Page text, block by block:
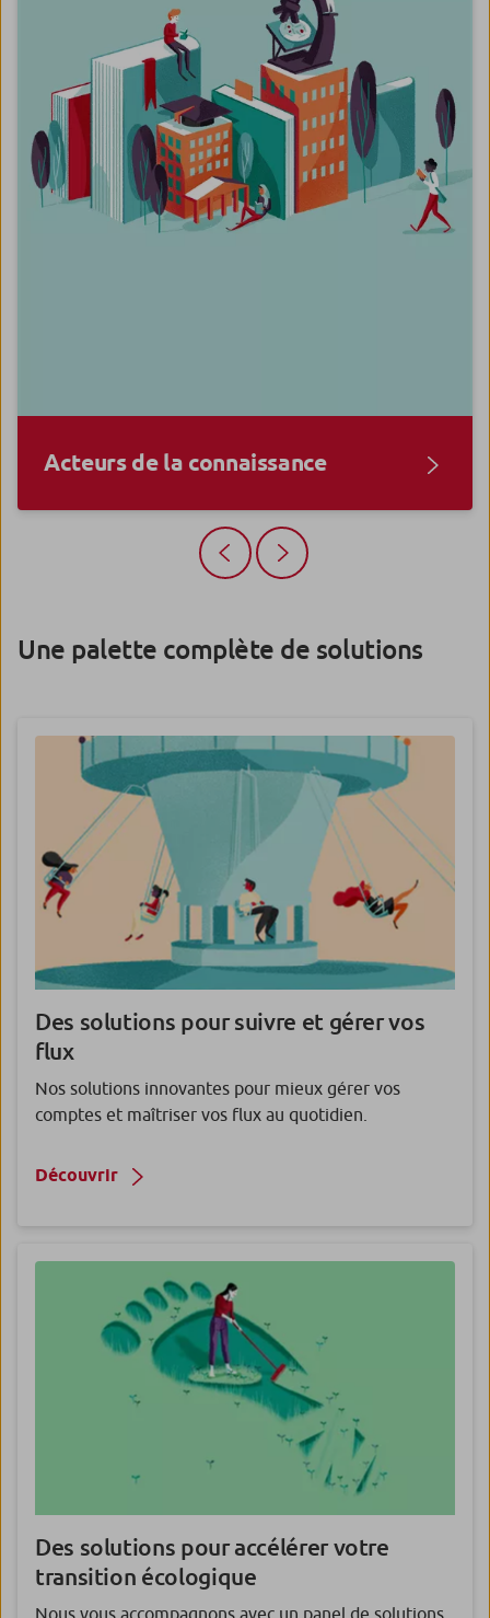
Acteurs de la connaissance
Une palette complète de solutions
Des solutions pour suivre et gérer vos
flux
Nos solutions innovantes pour mieux gérer vos
comptes et maîtriser vos flux au quotidien.
Découvrir
Des solutions pour accélérer votre
transition écologique
Nous vous accompagnons avec un panel de solutions